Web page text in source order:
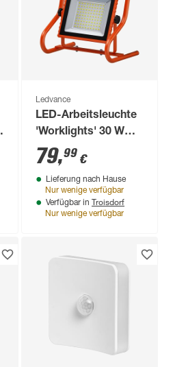
dimmbar
Standardform klar
E27 6 W 806 lm
13,99 €
Produktdatenblatt
Ledvance
LED-Arbeitsleuchte
'Worklights' 30 W
2400 lm kaltweiß IP
44
79,99 €
Lieferung nach Hause
Nur wenige verfügbar
Verfügbar in Troisdorf
Nur wenige verfügbar